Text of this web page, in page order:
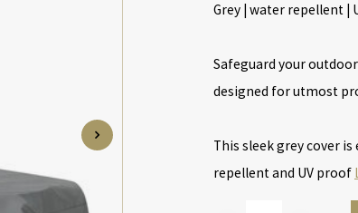
Grey | water repellent |
Safeguard your
designed for utmost
This sleek grey cover
repellent and UV proof